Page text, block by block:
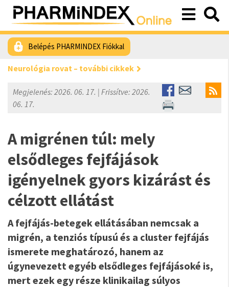
Belépés PHARMINDEX Fiókkal
Neurológia rovat – további cikkek
Megjelenés: 2026. 06. 17. | Frissítve: 2026.
06. 17.
A migrénen túl: mely
elsődleges fejfájások
igényelnek gyors kizárást és
célzott ellátást
A fejfájás-betegek ellátásában nemcsak a
migrén, a tenziós típusú és a cluster fejfájás
ismerete meghatározó, hanem az
úgynevezett egyéb elsődleges fejfájásoké is,
mert ezek egy része klinikailag súlyos